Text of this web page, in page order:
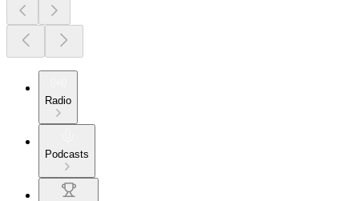
Radio
Podcasts